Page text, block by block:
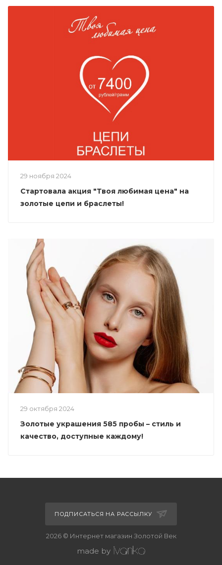
29 ноября 2024
Стартовала акция "Твоя любимая цена" на
золотые цепи и браслеты!
29 октября 2024
Золотые украшения 585 пробы – стиль и
качество, доступные каждому!
ПОДПИСАТЬСЯ НА РАССЫЛКУ
2026 © Интернет магазин Золотой Век
made by